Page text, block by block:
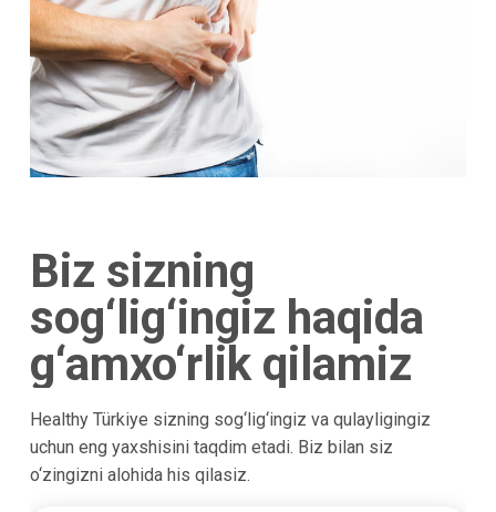
Biz sizning
sog‘lig‘ingiz haqida
g‘amxo‘rlik qilamiz
Healthy Türkiye sizning sog‘lig‘ingiz va qulayligingiz
uchun eng yaxshisini taqdim etadi. Biz bilan siz
o‘zingizni alohida his qilasiz.